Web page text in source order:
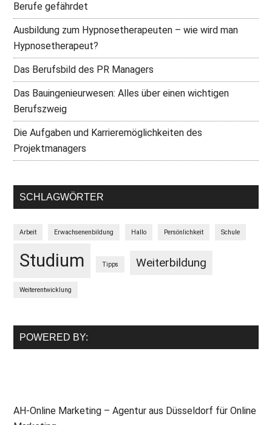
Berufe gefährdet
Ausbildung zum Hypnosetherapeuten – wie wird man
Hypnosetherapeut?
Das Berufsbild des PR Managers
Das Bauingenieurwesen: Alles über einen wichtigen
Berufszweig
Die Aufgaben und Karrieremöglichkeiten des
Projektmanagers
SCHLAGWÖRTER
Arbeit Erwachsenenbildung Hallo Persönlichkeit Schule
Studium Tipps Weiterbildung
Weiterentwicklung
POWERED BY:
AH-Online Marketing – Agentur aus Düsseldorf für Online